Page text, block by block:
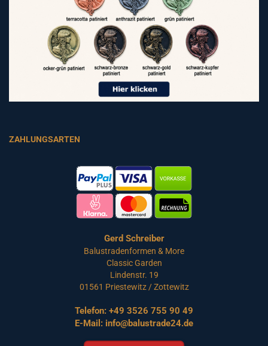
ZAHLUNGSARTEN
Gerd Schreiber
Balustradenformen & More
Classic Garden
Lindenstr. 19
01561 Priestewitz / Zottewitz
Telefon: +49 3526 755 90 49
E-Mail: info@balustrade24.de